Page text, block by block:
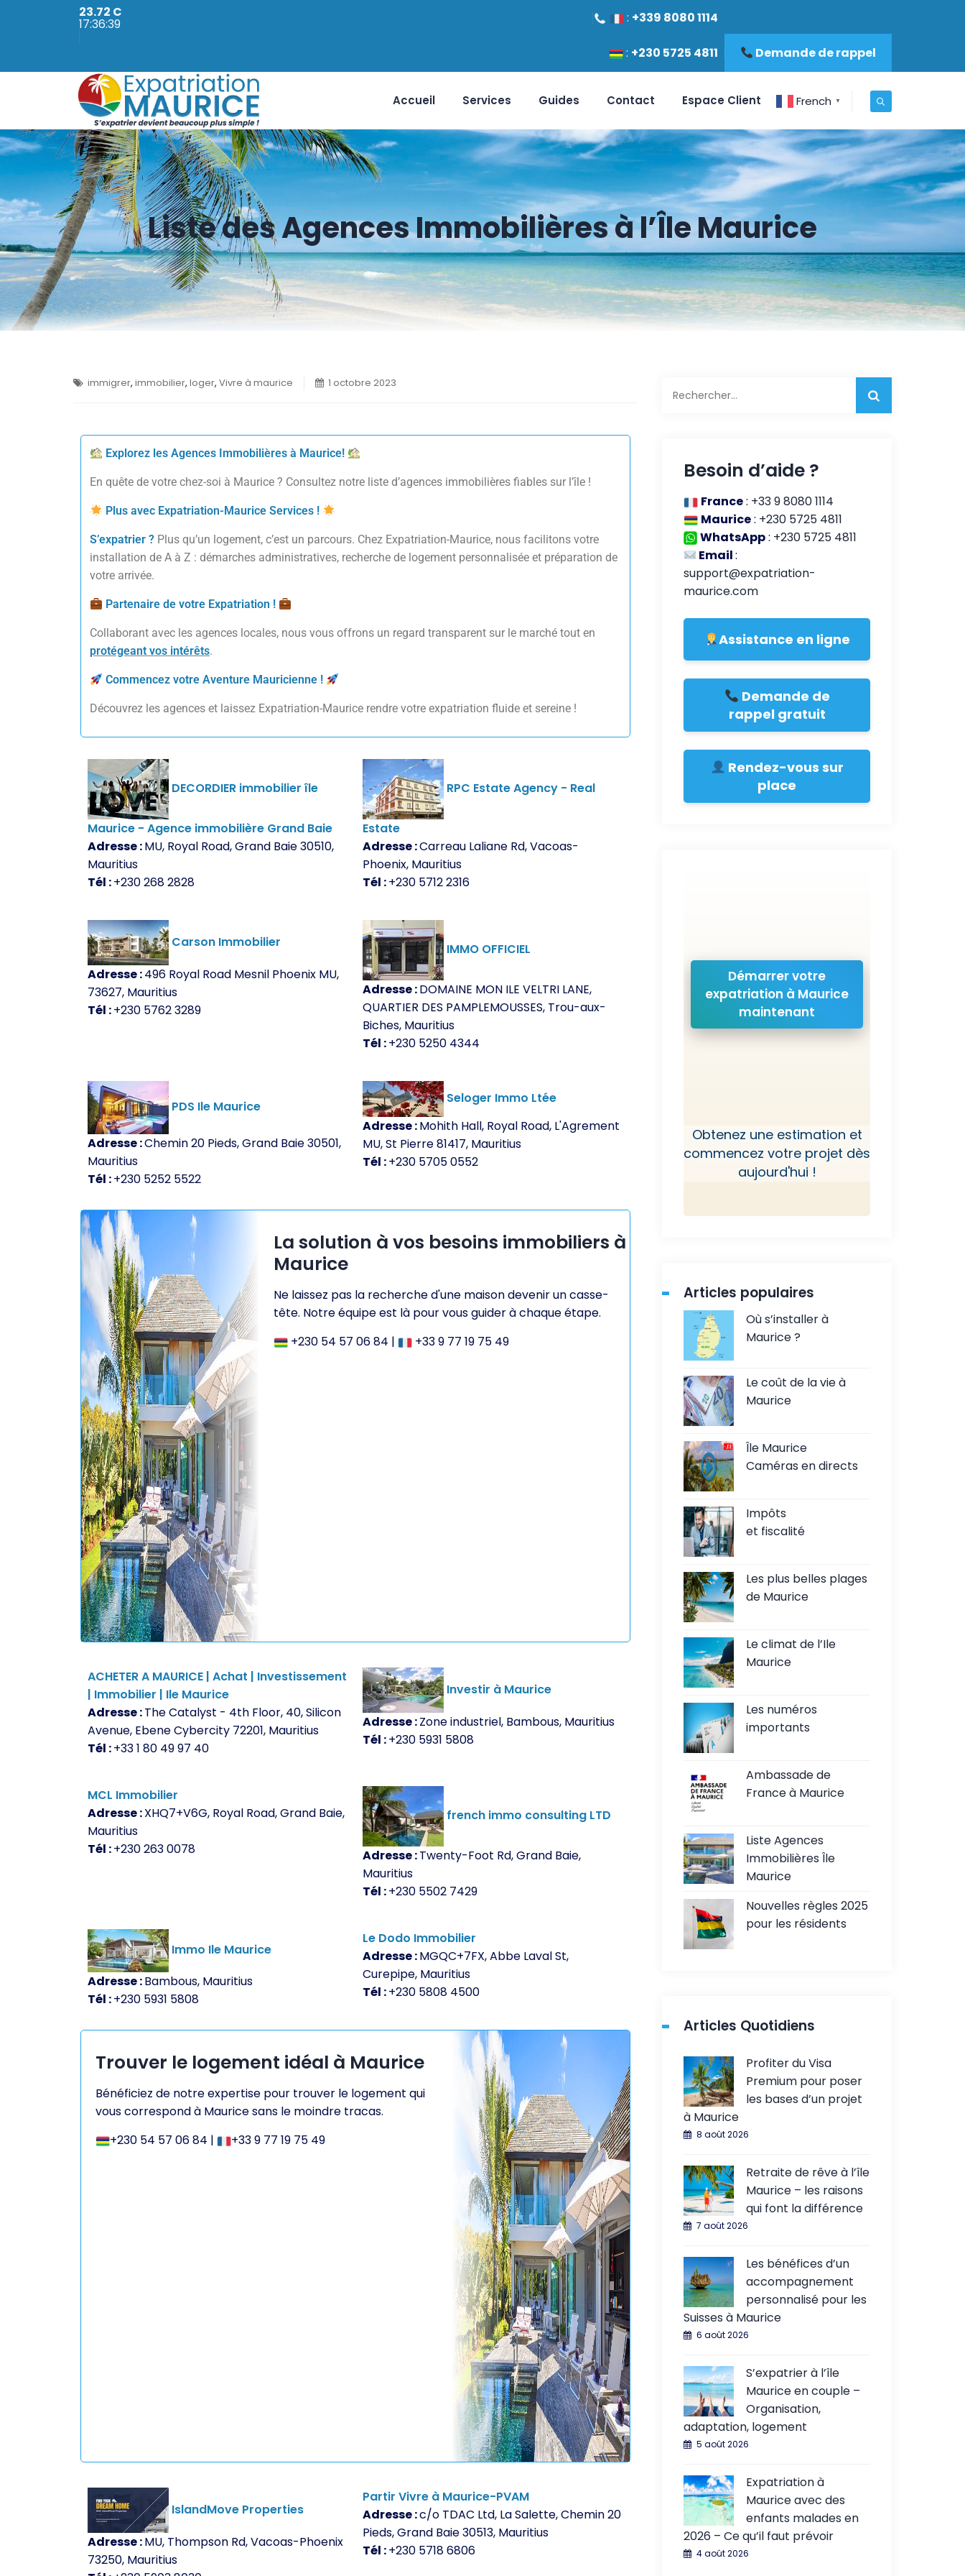
23.72 C
17:36:40 : +339 8080 1114
: +230 5725 4811 Demande de rappel
Accueil Services Guides Contact Espace Client French ▼
Liste des Agences Immobilières à l’Île Maurice
immigrer, immobilier, loger, Vivre à maurice 1 octobre 2023
Explorez les Agences Immobilières à Maurice!
En quête de votre chez-soi à Maurice ? Consultez notre liste d’agences immobilières fiables sur l’île !
Plus avec Expatriation-Maurice Services !
S’expatrier ? Plus qu’un logement, c’est un parcours. Chez Expatriation-Maurice, nous facilitons votre
installation de A à Z : démarches administratives, recherche de logement personnalisée et préparation de
votre arrivée.
Partenaire de votre Expatriation !
Collaborant avec les agences locales, nous vous offrons un regard transparent sur le marché tout en
protégeant vos intérêts.
Commencez votre Aventure Mauricienne !
Découvrez les agences et laissez Expatriation-Maurice rendre votre expatriation fluide et sereine !
DECORDIER immobilier île
Maurice - Agence immobilière Grand Baie
Adresse :MU, Royal Road, Grand Baie 30510,
Mauritius
Tél :+230 268 2828
RPC Estate Agency - Real
Estate
Adresse :Carreau Laliane Rd, Vacoas-
Phoenix, Mauritius
Tél :+230 5712 2316
Carson Immobilier
Adresse :496 Royal Road Mesnil Phoenix MU,
73627, Mauritius
Tél :+230 5762 3289
IMMO OFFICIEL
Adresse :DOMAINE MON ILE VELTRI LANE,
QUARTIER DES PAMPLEMOUSSES, Trou-aux-
Biches, Mauritius
Tél :+230 5250 4344
PDS Ile Maurice
Adresse :Chemin 20 Pieds, Grand Baie 30501,
Mauritius
Tél :+230 5252 5522
Seloger Immo Ltée
Adresse :Mohith Hall, Royal Road, L'Agrement
MU, St Pierre 81417, Mauritius
Tél :+230 5705 0552
La solution à vos besoins immobiliers à
Maurice
Ne laissez pas la recherche d'une maison devenir un casse-
tête. Notre équipe est là pour vous guider à chaque étape.
+230 54 57 06 84 | +33 9 77 19 75 49
ACHETER A MAURICE | Achat | Investissement
| Immobilier | Ile Maurice
Adresse :The Catalyst - 4th Floor, 40, Silicon
Avenue, Ebene Cybercity 72201, Mauritius
Tél :+33 1 80 49 97 40
Investir à Maurice
Adresse :Zone industriel, Bambous, Mauritius
Tél :+230 5931 5808
MCL Immobilier
Adresse :XHQ7+V6G, Royal Road, Grand Baie,
Mauritius
Tél :+230 263 0078
french immo consulting LTD
Adresse :Twenty-Foot Rd, Grand Baie,
Mauritius
Tél :+230 5502 7429
Immo Ile Maurice
Adresse :Bambous, Mauritius
Tél :+230 5931 5808
Le Dodo Immobilier
Adresse :MGQC+7FX, Abbe Laval St,
Curepipe, Mauritius
Tél :+230 5808 4500
Trouver le logement idéal à Maurice
Bénéficiez de notre expertise pour trouver le logement qui
vous correspond à Maurice sans le moindre tracas.
+230 54 57 06 84 | +33 9 77 19 75 49
IslandMove Properties
Adresse :MU, Thompson Rd, Vacoas-Phoenix
73250, Mauritius
Partir Vivre à Maurice-PVAM
Adresse :c/o TDAC Ltd, La Salette, Chemin 20
Pieds, Grand Baie 30513, Mauritius
Tél :+230 5718 6806
Besoin d’aide ?
France: +33 9 8080 1114
Maurice: +230 5725 4811
WhatsApp: +230 5725 4811
Email:
support@expatriation-
maurice.com
Assistance en ligne
Demande de
rappel gratuit
Rendez-vous sur
place
Démarrer votre
expatriation à Maurice
maintenant
Obtenez une estimation et
commencez votre projet dès
aujourd'hui !
Articles populaires
Où s’installer à
Maurice ?
Le coût de la vie à
Maurice
Île Maurice
Caméras en directs
Impôts
et fiscalité
Les plus belles plages
de Maurice
Le climat de l’Ile
Maurice
Les numéros
importants
Ambassade de
France à Maurice
Liste Agences
Immobilières Île
Maurice
Nouvelles règles 2025
pour les résidents
Articles Quotidiens
Profiter du Visa
Premium pour poser
les bases d’un projet
à Maurice
8 août 2026
Retraite de rêve à l’île
Maurice – les raisons
qui font la différence
7 août 2026
Les bénéfices d’un
accompagnement
personnalisé pour les
Suisses à Maurice
6 août 2026
S’expatrier à l’île
Maurice en couple –
Organisation,
adaptation, logement
5 août 2026
Expatriation à
Maurice avec des
enfants malades en
2026 – Ce qu’il faut prévoir
4 août 2026